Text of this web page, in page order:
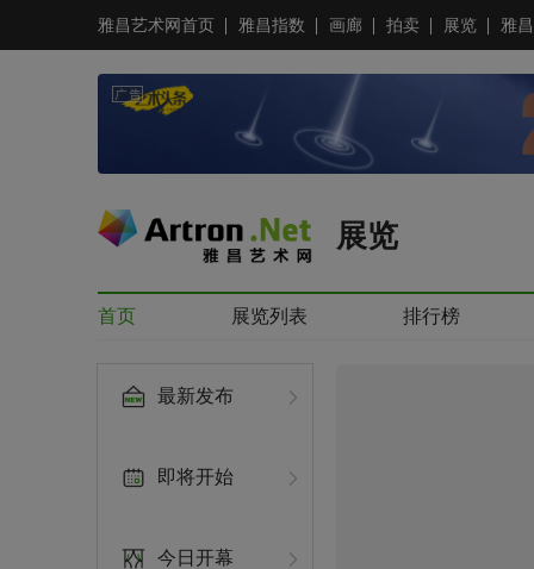
雅昌艺术网首页 雅昌指数 画廊 拍卖 展览 雅
展览
首页 展览列表 排行榜
最新发布
即将开始
今日开幕